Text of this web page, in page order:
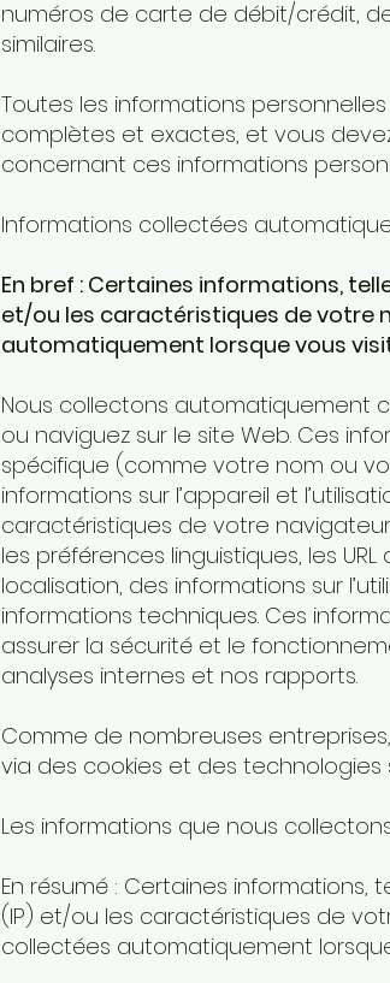
numéros de carte de débit/crédit,
similaires.
Toutes les informations
complètes et exactes, et vous
concernant ces informations
Informations collectées
En bref : Certaines informations,
et/ou les caractéristiques de votre
automatiquement lorsque vous
Nous collectons automatiquement
ou naviguez sur le site Web. Ces
spécifique (comme votre nom ou
informations sur l’appareil et
caractéristiques de votre
les préférences linguistiques, les
localisation, des informations sur
informations techniques. Ces
assurer la sécurité et le
analyses internes et nos rapports.
Comme de nombreuses
via des cookies et des technologies
Les informations que nous
En résumé : Certaines
(IP) et/ou les caractéristiques de
collectées automatiquement